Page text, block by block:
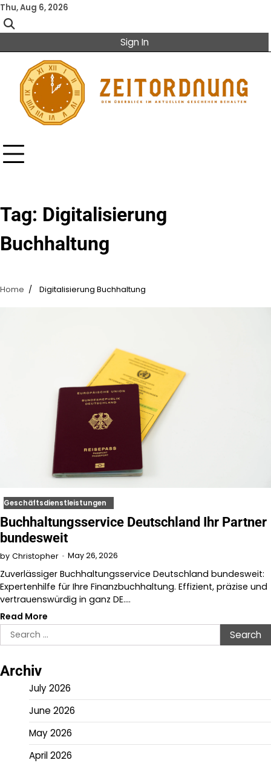
Skip
to
content
Thu, Aug 6, 2026
Sign In
Tag: Digitalisierung
Buchhaltung
Home Digitalisierung Buchhaltung
Geschäftsdienstleistungen
Buchhaltungsservice Deutschland Ihr Partner
bundesweit
by Christopher May 26, 2026
Zuverlässiger Buchhaltungsservice Deutschland bundesweit:
Expertenhilfe für Ihre Finanzbuchhaltung. Effizient, präzise und
vertrauenswürdig in ganz DE.…
Read More
Search
for:
Archiv
July 2026
June 2026
May 2026
April 2026